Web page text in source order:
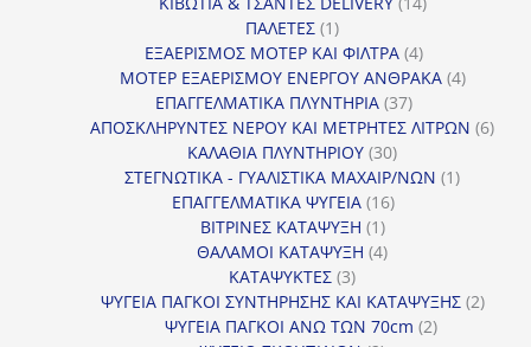
ΠΑΛΕΤΕΣ 11
προϊόν
ΕΞΑΕΡΙΣΜΟΣ ΜΟΤΕΡ ΚΑΙ ΦΙΛΤΡΑ 44
προϊόντα
ΜΟΤΕΡ ΕΞΑΕΡΙΣΜΟΥ ΕΝΕΡΓΟΥ ΑΝΘΡΑΚΑ 44
ΕΠΑΓΓΕΛΜΑΤΙΚΑ ΠΛΥΝΤΗΡΙΑ 3737
προϊόντα
ΑΠΟΣΚΛΗΡΥΝΤΕΣ ΝΕΡΟΥ ΚΑΙ ΜΕΤΡΗΤΕΣ ΛΙΤΡΩΝ 66
ΚΑΛΑΘΙΑ ΠΛΥΝΤΗΡΙΟΥ 3030
προϊόντα
ΣΤΕΓΝΩΤΙΚΑ - ΓΥΑΛΙΣΤΙΚΑ ΜΑΧΑΙΡ/ΝΩΝ 11
ΕΠΑΓΓΕΛΜΑΤΙΚΑ ΨΥΓΕΙΑ 1616
ΒΙΤΡΙΝΕΣ ΚΑΤΑΨΥΞΗ 11
προϊόν
ΘΑΛΑΜΟΙ ΚΑΤΑΨΥΞΗ 44
ΚΑΤΑΨΥΚΤΕΣ 33
προϊόντα
ΨΥΓΕΙΑ ΠΑΓΚΟΙ ΣΥΝΤΗΡΗΣΗΣ ΚΑΙ ΚΑΤΑΨΥΞΗΣ 22
ΨΥΓΕΙΑ ΠΑΓΚΟΙ ΑΝΩ ΤΩΝ 70cm 22